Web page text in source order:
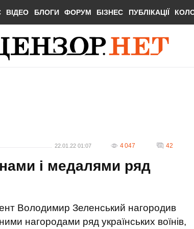
ВІДЕО БЛОГИ ФОРУМ БІЗНЕС ПУБЛІКАЦІЇ
22.01.22 01:07 4 047 42
і медалями ряд
Володимир Зеленський нагородив
нагородами ряд українських воїнів,